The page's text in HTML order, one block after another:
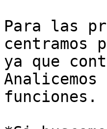
Para las
centramos
ya que
funciones.